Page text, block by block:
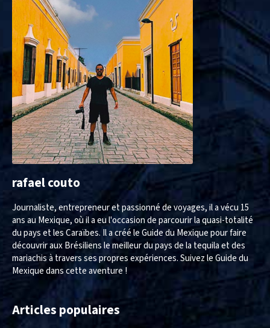
rafael couto
Journaliste, entrepreneur et passionné de voyages, il a vécu 15
ans au Mexique, où il a eu l'occasion de parcourir la quasi-totalité
du pays et les Caraïbes. Il a créé le Guide du Mexique pour faire
découvrir aux Brésiliens le meilleur du pays de la tequila et des
mariachis à travers ses propres expériences. Suivez le Guide du
Mexique dans cette aventure !
Articles populaires